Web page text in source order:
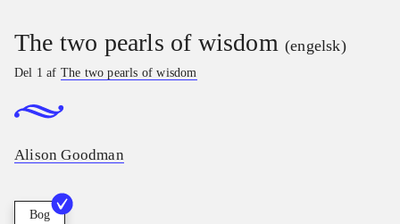
The two pearls of wisdom (engelsk)
Del 1 af The two pearls of wisdom
Alison Goodman
Bog